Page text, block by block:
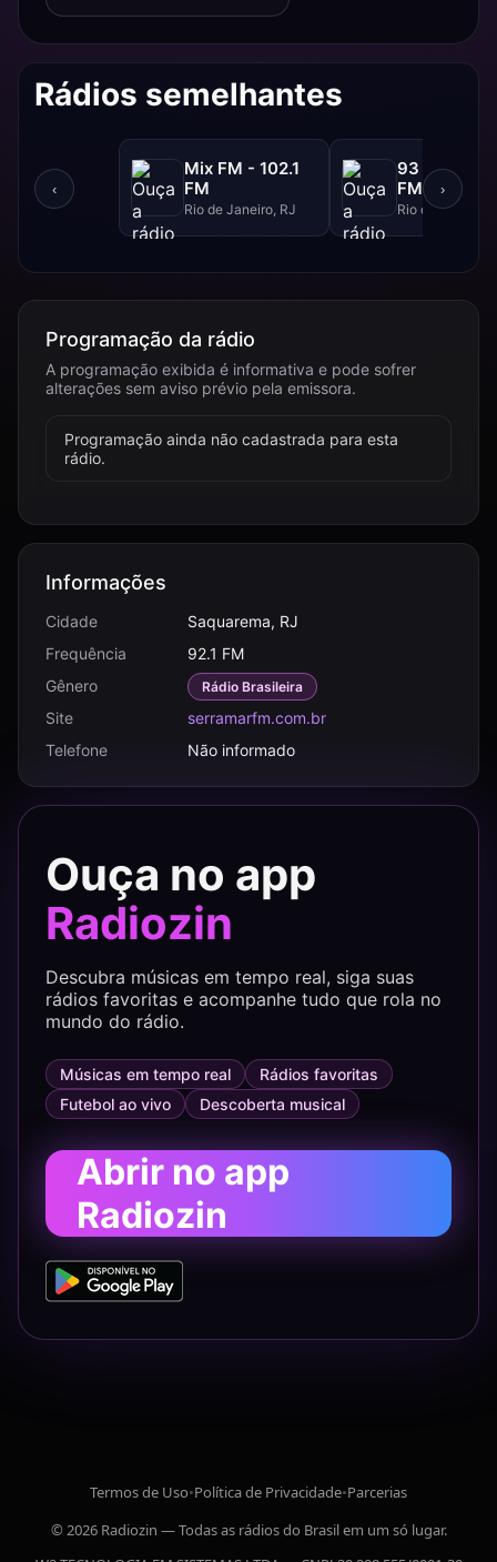
Rádios semelhantes
‹
Mix FM - 102.1
FM
Rio de Janeiro, RJ
93 FM -
FM
Rio de Janeiro,
›
Programação da rádio
A programação exibida é informativa e pode sofrer
alterações sem aviso prévio pela emissora.
Programação ainda não cadastrada para esta
rádio.
Informações
Cidade
Saquarema, RJ
Frequência
92.1 FM
Gênero
Rádio Brasileira
Site
serramarfm.com.br
Telefone
Não informado
Ouça no app
Radiozin
Descubra músicas em tempo real, siga suas
rádios favoritas e acompanhe tudo que rola no
mundo do rádio.
Músicas em tempo real
Rádios favoritas
Futebol ao vivo
Descoberta musical
Abrir no app
Radiozin
Termos de Uso•Política de Privacidade•Parcerias
© 2026 Radiozin — Todas as rádios do Brasil em um só lugar.